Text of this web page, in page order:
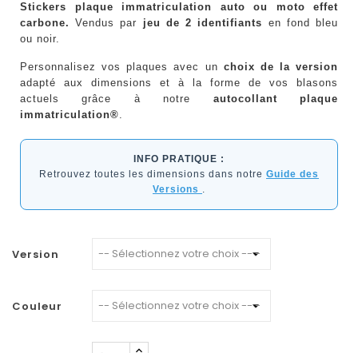
Stickers plaque immatriculation auto ou moto effet
carbone. Vendus par jeu de 2 identifiants en fond bleu
ou noir.
Personnalisez vos plaques avec un choix de la version
adapté aux dimensions et à la forme de vos blasons
actuels grâce à notre autocollant plaque
immatriculation®.
INFO PRATIQUE :
Retrouvez toutes les dimensions dans notre Guide des
Versions .
Version
Couleur